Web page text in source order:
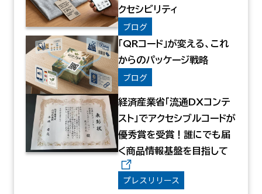
クセシビリティ
ブログ
「QRコード」が変える、これ
からのパッケージ戦略
ブログ
経済産業省「流通DXコンテ
スト」でアクセシブルコードが
優秀賞を受賞！誰にでも届
く商品情報基盤を目指して
プレスリリース